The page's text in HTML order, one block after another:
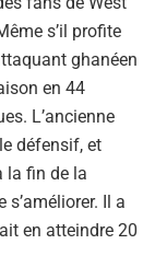
s’il profite
ghanéen
en 44
L’ancienne
défensif, et
la fin de la
Il a
en atteindre 20